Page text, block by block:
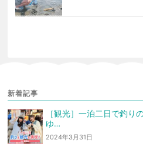
新着記事
［観光］一泊二日で釣り
ゆ…
2024年3月31日